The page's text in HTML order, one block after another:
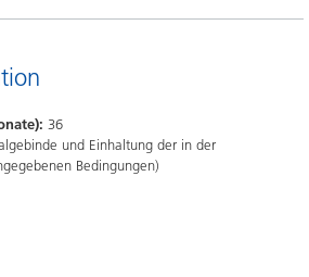
36
und Einhaltung der in der
Bedingungen)